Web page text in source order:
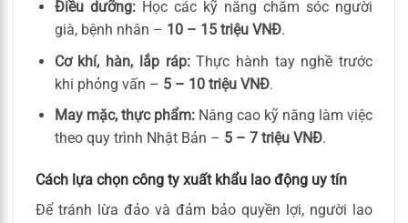
Điều dưỡng:Học các kỹ năng chăm sóc người
già, bệnh nhân – 10 – 15 triệu VNĐ.
Cơ khí, hàn, lắp ráp:Thực hành tay nghề trước
khi phỏng vấn – 5 – 10 triệu VNĐ.
May mặc, thực phẩm:Nâng cao kỹ năng làm việc
theo quy trình Nhật Bản – 5 – 7 triệu VNĐ.
Cách lựa chọn công ty xuất khẩu lao động uy tín
Để tránh lừa đảo và đảm bảo quyền lợi, người lao